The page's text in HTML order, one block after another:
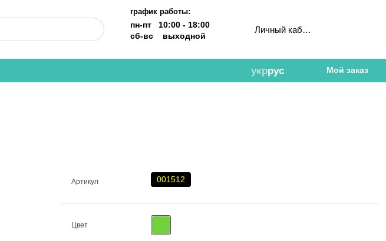
график работы:
пн-пт 10:00 - 18:00
сб-вс выходной
Личный кабинет
укррус Мой заказ
Артикул 001512
Цвет